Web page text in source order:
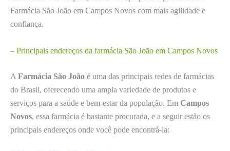
Farmácia São João em Campos Novos com mais agilidade e
confiança.
– Principais endereços da farmácia São João em Campos Novos
A Farmácia São João é uma das principais redes de farmácias
do Brasil, oferecendo uma ampla variedade de produtos e
serviços para a saúde e bem-estar da população. Em Campos
Novos, essa farmácia é bastante procurada, e a seguir estão os
principais endereços onde você pode encontrá-la: